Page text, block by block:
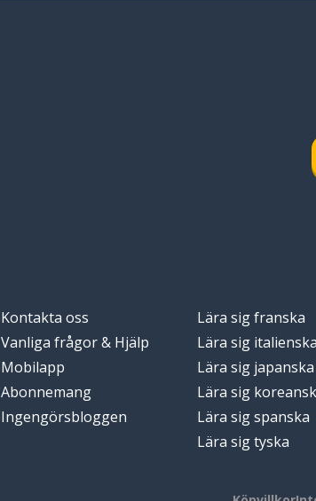
Kontakta oss
Vanliga frågor & Hjälp
Mobilapp
Abonnemang
Ingengörsbloggen
Lära sig franska
Lära sig italienska
Lära sig japanska
Lära sig
Lära sig spanska
Lära sig tyska